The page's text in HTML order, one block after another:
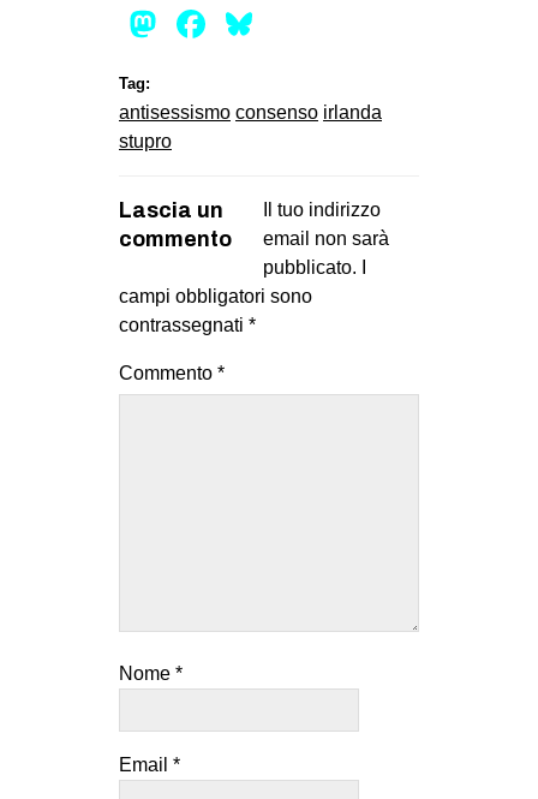
Mastodon
Facebook
Tag:
antisessismo consenso irlanda
stupro
Lascia un
commento
Il tuo indirizzo
email non sarà
pubblicato.
campi obbligatori sono
contrassegnati *
Commento *
Nome *
Email *